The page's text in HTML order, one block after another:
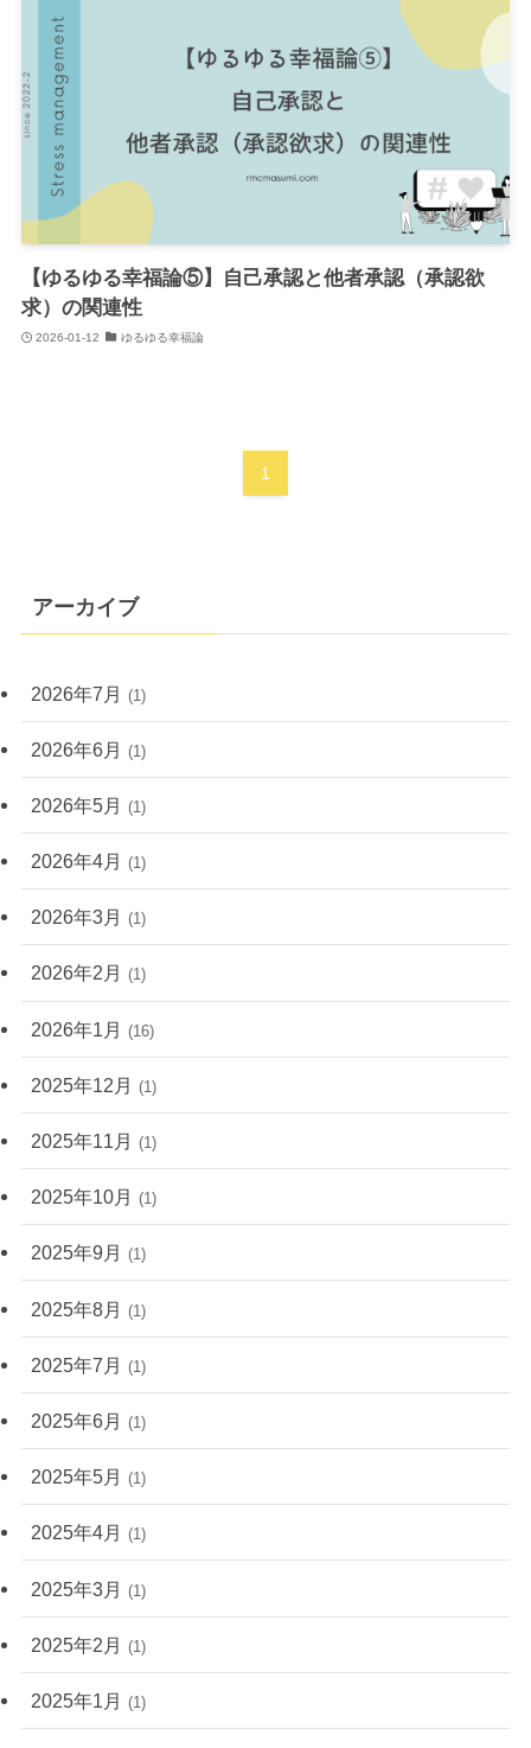
【ゆるゆる幸福論⑤】自己承認と他者承認（承認欲
求）の関連性
2026-01-12 ゆるゆる幸福論
1
アーカイブ
2026年7月 (1)
2026年6月 (1)
2026年5月 (1)
2026年4月 (1)
2026年3月 (1)
2026年2月 (1)
2026年1月 (16)
2025年12月 (1)
2025年11月 (1)
2025年10月 (1)
2025年9月 (1)
2025年8月 (1)
2025年7月 (1)
2025年6月 (1)
2025年5月 (1)
2025年4月 (1)
2025年3月 (1)
2025年2月 (1)
2025年1月 (1)